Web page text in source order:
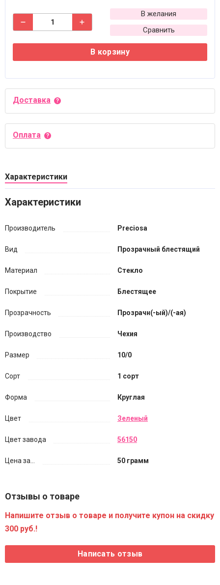
В желания
Сравнить
В корзину
Доставка
Оплата
Характеристики
Характеристики
Производитель Preciosa
Вид Прозрачный блестящий
Материал Стекло
Покрытие Блестящее
Прозрачность Прозрачн(-ый)/(-ая)
Производство Чехия
Размер 10/0
Сорт 1 сорт
Форма Круглая
Цвет Зеленый
Цвет завода 56150
Цена за... 50 грамм
Отзывы о товаре
Напишите отзыв о товаре и получите купон на скидку
300 руб.!